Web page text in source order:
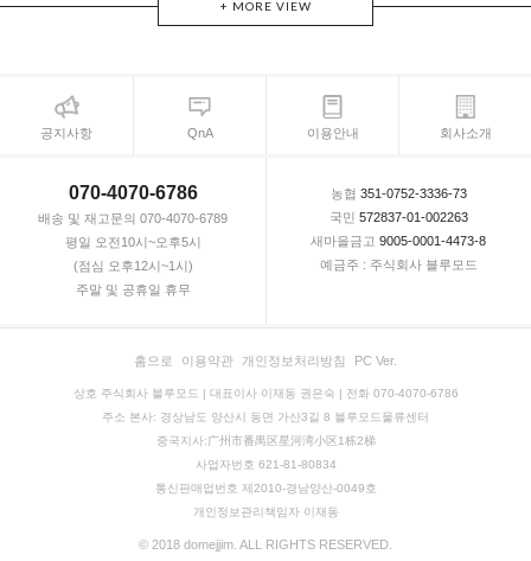
+ MORE VIEW
공지사항 QnA 이용안내 회사소개
070-4070-6786
배송 및 재고문의 070-4070-6789
평일 오전10시~오후5시
(점심 오후12시~1시)
주말 및 공휴일 휴무
농협 351-0752-3336-73
국민 572837-01-002263
새마을금고 9005-0001-4473-8
예금주 : 주식회사 블루모드
홈으로 이용약관 개인정보처리방침 PC Ver.
상호 주식회사 블루모드 | 대표이사 이재동 권은숙 | 전화 070-4070-6786
주소 본사: 경상남도 양산시 동면 가산3길 8 블루모드물류센터
중국지사:广州市番禺区星河湾小区1栋2梯
사업자번호 621-81-80834
통신판매업번호 제2010-경남양산-0049호
개인정보관리책임자 이재동
© 2018 domejjim. ALL RIGHTS RESERVED.